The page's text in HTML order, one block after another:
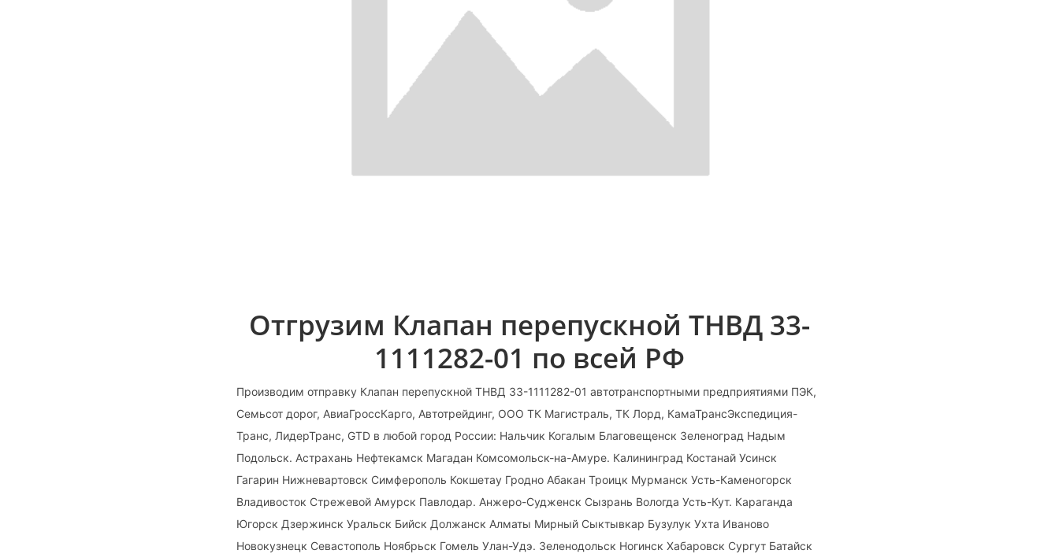
Отгрузим Клапан перепускной ТНВД 33-
1111282-01 по всей РФ
Производим отправку Клапан перепускной ТНВД 33-1111282-01 автотранспортными предприятиями ПЭК,
Семьсот дорог, АвиаГроссКарго, Автотрейдинг, ООО ТК Магистраль, ТК Лорд, КамаТрансЭкспедиция-
Транс, ЛидерТранс, GTD в любой город России: Нальчик Когалым Благовещенск Зеленоград Надым
Подольск. Астрахань Нефтекамск Магадан Комсомольск-на-Амуре. Калининград Костанай Усинск
Гагарин Нижневартовск Симферополь Кокшетау Гродно Абакан Троицк Мурманск Усть-Каменогорск
Владивосток Стрежевой Амурск Павлодар. Анжеро-Судженск Сызрань Вологда Усть-Кут. Караганда
Югорск Дзержинск Уральск Бийск Должанск Алматы Мирный Сыктывкар Бузулук Ухта Иваново
Новокузнецк Севастополь Ноябрьск Гомель Улан-Удэ. Зеленодольск Ногинск Хабаровск Сургут Батайск